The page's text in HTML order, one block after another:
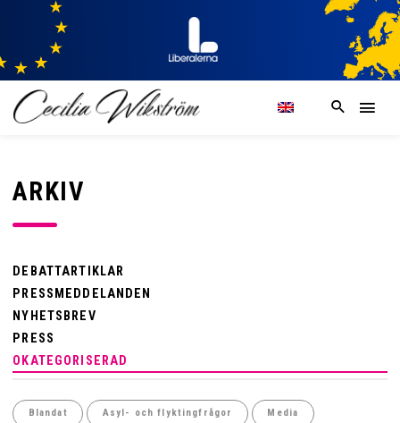
ARKIV
DEBATTARTIKLAR
PRESSMEDDELANDEN
NYHETSBREV
PRESS
OKATEGORISERAD
Blandat Asyl- och flyktingfrågor Media